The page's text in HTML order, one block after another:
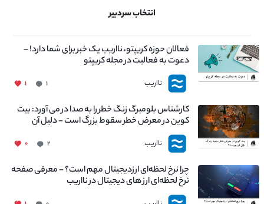
انتخاب سردبیر
فعالان حوزه کریپتو، نااریب یک خبر برای شما دارد! –
دعوت به فعالیت در مجله کریپتو
نااریب ۱ ۱
کارشناس بلومبرگ زنگ خطر را به صدا در می آورد: بیت
کوین در معرض خطر سقوط بزرگ است - دلیل آن
چیست؟
نااریب ۲ ۰
چرا نرخ لحظه‌ای ارزدیجیتال مهم است؟ - معرفی صفحه
نرخ لحظه‌ای ارز های دیجیتال در نااریب